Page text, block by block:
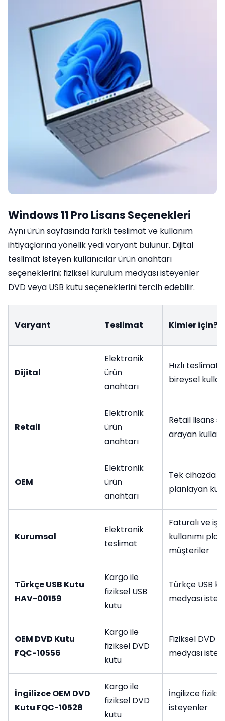
Windows 11 Pro Lisans Seçenekleri
Aynı ürün sayfasında farklı teslimat ve kullanım
ihtiyaçlarına yönelik yedi varyant bulunur. Dijital
teslimat isteyen kullanıcılar ürün anahtarı
seçeneklerini; fiziksel kurulum medyası isteyenler
DVD veya USB kutu seçeneklerini tercih edebilir.
Varyant Teslimat Kimler için?
Dijital
Elektronik
ürün
anahtarı
Hızlı teslimat
bireysel
Retail
Elektronik
ürün
anahtarı
Retail lisans
arayan
OEM
Elektronik
ürün
anahtarı
Tek cihazda
planlayan
Kurumsal
Elektronik
teslimat
Faturalı ve
kullanımı
müşteriler
Türkçe USB Kutu
HAV-00159
Kargo ile
fiziksel USB
kutu
Türkçe USB
medyası
OEM DVD Kutu
FQC-10556
Kargo ile
fiziksel DVD
kutu
Fiziksel DVD
medyası
İngilizce OEM DVD
Kutu FQC-10528
Kargo ile
fiziksel DVD
kutu
İngilizce
isteyenler